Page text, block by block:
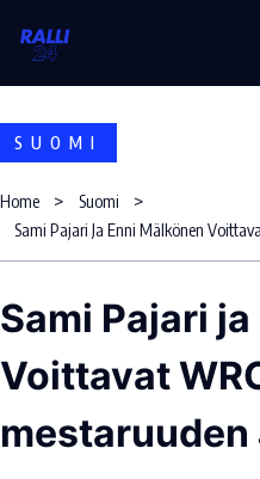
SUOMI
Home
Suomi
Sami Pajari Ja Enni Mälkönen
Sami Pajari
Voittavat
mestaruuden